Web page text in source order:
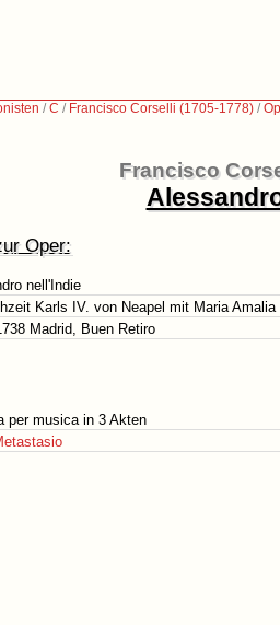
/C / Francisco Corselli (1705-1778) /
Francisco
Oper:
nell'Indie
Karls IV. von Neapel mit Maria
Madrid, Buen Retiro
per musica in 3 Akten